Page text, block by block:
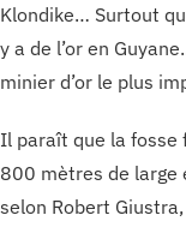
Klondike… Surtout
y a de l’or en
minier d’or le plus
Il paraît que la fosse
800 mètres de large
selon Robert